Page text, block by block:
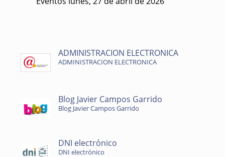
ADMINISTRACION ELECTRONICA
ADMINISTRACION ELECTRONICA
Blog Javier Campos Garrido
Blog Javier Campos Garrido
DNI electrónico
DNI electrónico